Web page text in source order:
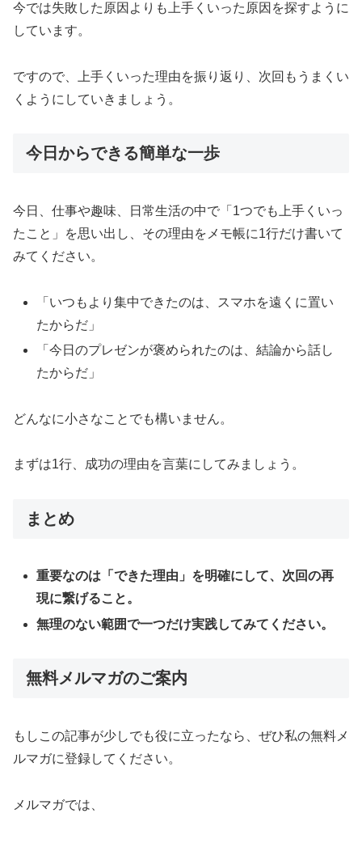
今では失敗した原因よりも上手くいった原因を探すように
しています。
ですので、上手くいった理由を振り返り、次回もうまくい
くようにしていきましょう。
今日からできる簡単な一歩
今日、仕事や趣味、日常生活の中で「1つでも上手くいっ
たこと」を思い出し、その理由をメモ帳に1行だけ書いて
みてください。
「いつもより集中できたのは、スマホを遠くに置い
たからだ」
「今日のプレゼンが褒められたのは、結論から話し
たからだ」
どんなに小さなことでも構いません。
まずは1行、成功の理由を言葉にしてみましょう。
まとめ
重要なのは「できた理由」を明確にして、次回の再
現に繋げること。
無理のない範囲で一つだけ実践してみてください。
無料メルマガのご案内
もしこの記事が少しでも役に立ったなら、ぜひ私の無料メ
ルマガに登録してください。
メルマガでは、